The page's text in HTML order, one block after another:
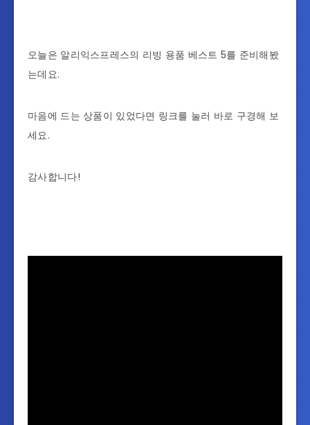
오늘은 알리익스프레스의 리빙 용품 베스트 5를 준비해봤
는데요.
마음에 드는 상품이 있었다면 링크를 눌러 바로 구경해 보
세요.
감사합니다!